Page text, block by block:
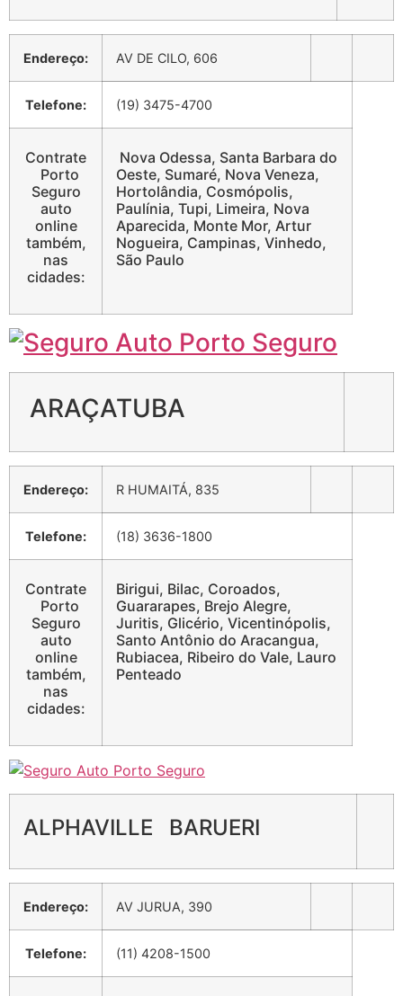
Endereço: AV DE CILO, 606
Telefone: (19) 3475-4700
Contrate
Porto
Seguro
auto
online
também,
nas
cidades:
Nova Odessa, Santa Barbara do
Oeste, Sumaré, Nova Veneza,
Hortolândia, Cosmópolis,
Paulínia, Tupi, Limeira, Nova
Aparecida, Monte Mor, Artur
Nogueira, Campinas, Vinhedo,
São Paulo
ARAÇATUBA
Endereço: R HUMAITÁ, 835
Telefone: (18) 3636-1800
Contrate
Porto
Seguro
auto
online
também,
nas
cidades:
Birigui, Bilac, Coroados,
Guararapes, Brejo Alegre,
Juritis, Glicério, Vicentinópolis,
Santo Antônio do Aracangua,
Rubiacea, Ribeiro do Vale, Lauro
Penteado
ALPHAVILLE BARUERI
Endereço: AV JURUA, 390
Telefone: (11) 4208-1500